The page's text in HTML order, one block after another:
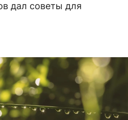
дал советы для